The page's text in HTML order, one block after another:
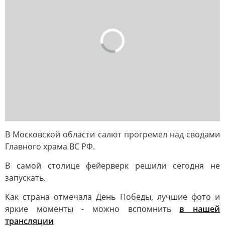
В Московской области салют прогремел над сводами
Главного храма ВС РФ.
В самой столице фейерверк решили сегодня не
запускать.
Как страна отмечала День Победы, лучшие фото и
яркие моменты - можно вспомнить в нашей
трансляции